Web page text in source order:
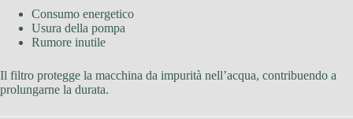
Consumo energetico
Usura della pompa
Rumore inutile
Il filtro protegge la macchina da impurità nell’acqua, contribuendo a
prolungarne la durata.